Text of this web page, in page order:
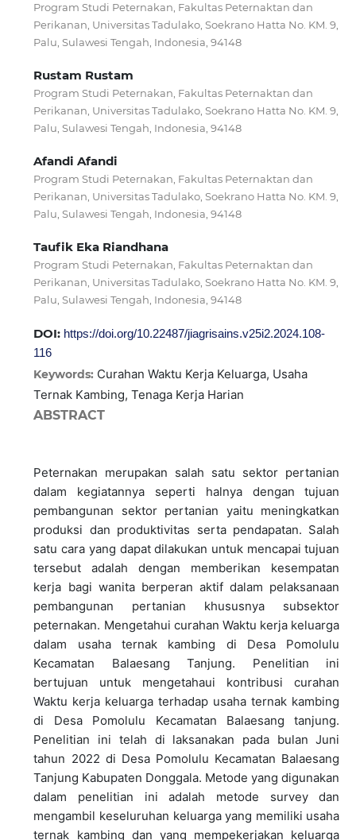
Program Studi Peternakan, Fakultas Peternaktan dan
Perikanan, Universitas Tadulako, Soekrano Hatta No. KM. 9,
Palu, Sulawesi Tengah, Indonesia, 94148
Rustam Rustam
Program Studi Peternakan, Fakultas Peternaktan dan
Perikanan, Universitas Tadulako, Soekrano Hatta No. KM. 9,
Palu, Sulawesi Tengah, Indonesia, 94148
Afandi Afandi
Program Studi Peternakan, Fakultas Peternaktan dan
Perikanan, Universitas Tadulako, Soekrano Hatta No. KM. 9,
Palu, Sulawesi Tengah, Indonesia, 94148
Taufik Eka Riandhana
Program Studi Peternakan, Fakultas Peternaktan dan
Perikanan, Universitas Tadulako, Soekrano Hatta No. KM. 9,
Palu, Sulawesi Tengah, Indonesia, 94148
DOI: https://doi.org/10.22487/jiagrisains.v25i2.2024.108-
116
Keywords: Curahan Waktu Kerja Keluarga, Usaha
Ternak Kambing, Tenaga Kerja Harian
ABSTRACT
Peternakan merupakan salah satu sektor pertanian
dalam kegiatannya seperti halnya dengan tujuan
pembangunan sektor pertanian yaitu meningkatkan
produksi dan produktivitas serta pendapatan. Salah
satu cara yang dapat dilakukan untuk mencapai tujuan
tersebut adalah dengan memberikan kesempatan
kerja bagi wanita berperan aktif dalam pelaksanaan
pembangunan pertanian khususnya subsektor
peternakan. Mengetahui curahan Waktu kerja keluarga
dalam usaha ternak kambing di Desa Pomolulu
Kecamatan Balaesang Tanjung. Penelitian ini
bertujuan untuk mengetahaui kontribusi curahan
Waktu kerja keluarga terhadap usaha ternak kambing
di Desa Pomolulu Kecamatan Balaesang tanjung.
Penelitian ini telah di laksanakan pada bulan Juni
tahun 2022 di Desa Pomolulu Kecamatan Balaesang
Tanjung Kabupaten Donggala. Metode yang digunakan
dalam penelitian ini adalah metode survey dan
mengambil keseluruhan keluarga yang memiliki usaha
ternak kambing dan yang mempekerjakan keluarga